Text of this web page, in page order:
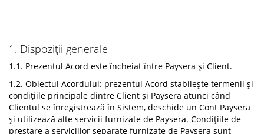
1. Dispoziții generale
1.1. Prezentul Acord este încheiat între Paysera și Client.
1.2. Obiectul Acordului: prezentul Acord stabilește termenii și
condițiile principale dintre Client și Paysera atunci când
Clientul se înregistrează în Sistem, deschide un Cont Paysera
și utilizează alte servicii furnizate de Paysera. Condițiile de
prestare a serviciilor separate furnizate de Paysera sunt